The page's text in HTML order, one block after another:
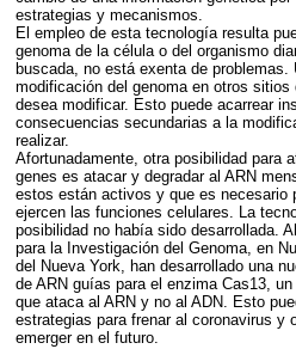
estrategias y mecanismos.
El empleo de esta tecnología resulta
genoma de la célula o del organismo
buscada, no está exenta de
modificación del genoma en otros
desea modificar. Esto puede acarrear
consecuencias secundarias a la
realizar.
Afortunadamente, otra posibilidad para
genes es atacar y degradar al ARN
estos están activos y que es necesario
ejercen las funciones celulares. La
posibilidad no había sido desarrollada.
para la Investigación del Genoma, en
del Nueva York, han desarrollado una
de ARN guías para el enzima Cas13,
que ataca al ARN y no al ADN. Esto
estrategias para frenar al coronavirus y
emerger en el futuro.